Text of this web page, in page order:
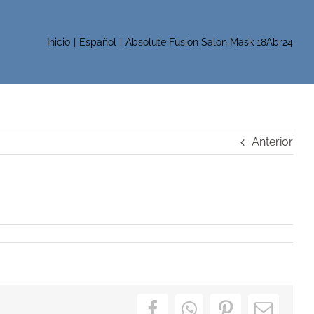
Inicio Español Absolute Fusion Salon Mask 18Abr24
Anterior